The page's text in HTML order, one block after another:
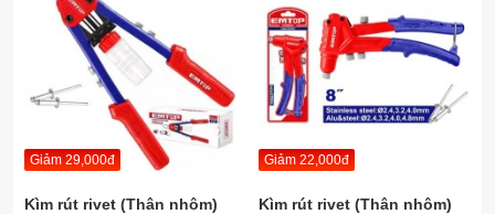
Giảm 29,000đ
Kìm rút rivet (Thân nhôm)
Giảm 22,000đ
Kìm rút rivet (Thân nhôm)